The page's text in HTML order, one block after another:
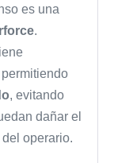
es una
.
permitiendo
, evitando
dañar el
operario.